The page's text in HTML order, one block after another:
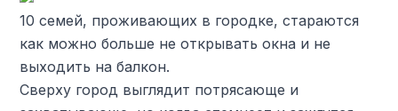
10 семей, проживающих в городке, стараются
как можно больше не открывать окна и не
выходить на балкон.
Сверху город выглядит потрясающе и